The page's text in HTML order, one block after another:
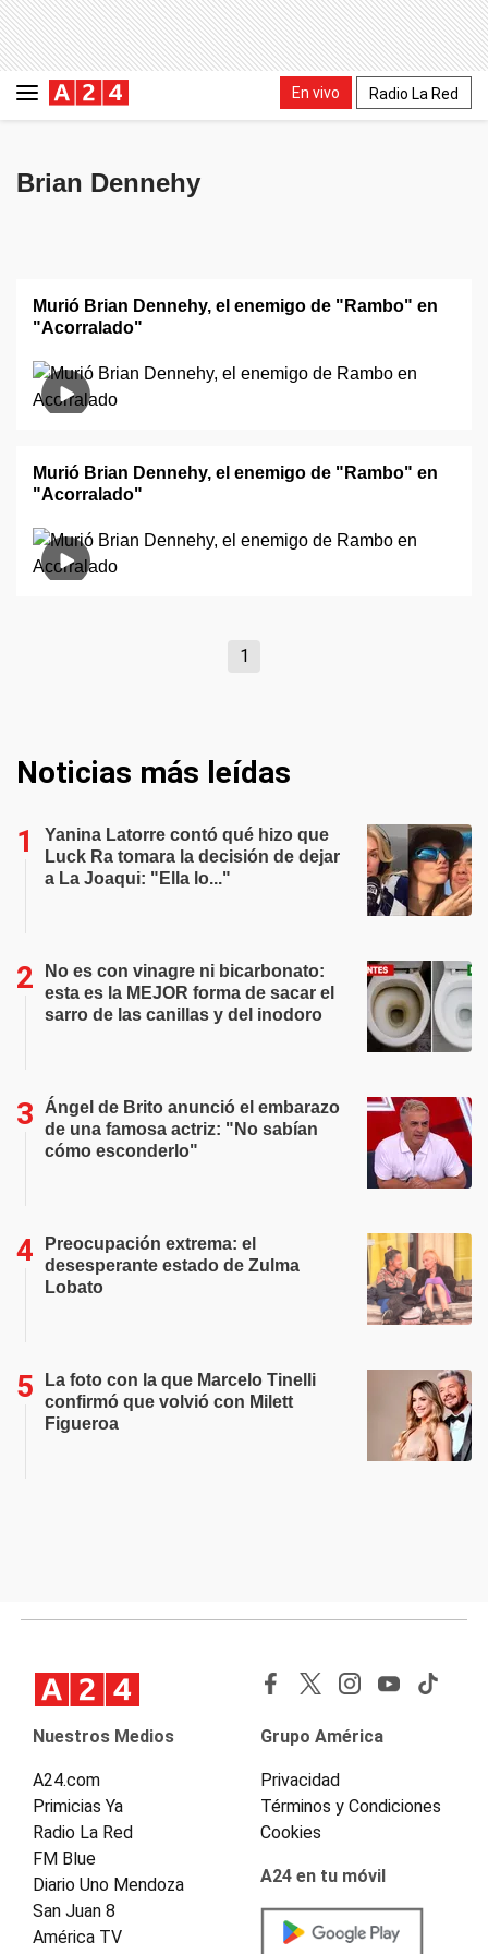
En vivo Radio La Red
Brian Dennehy
Murió Brian Dennehy, el enemigo de "Rambo" en
"Acorralado"
Murió Brian Dennehy, el enemigo de "Rambo" en
"Acorralado"
1
Noticias más leídas
Yanina Latorre contó qué hizo que
Luck Ra tomara la decisión de dejar
a La Joaqui: "Ella lo..."
No es con vinagre ni bicarbonato:
esta es la MEJOR forma de sacar el
sarro de las canillas y del inodoro
Ángel de Brito anunció el embarazo
de una famosa actriz: "No sabían
cómo esconderlo"
Preocupación extrema: el
desesperante estado de Zulma
Lobato
La foto con la que Marcelo Tinelli
confirmó que volvió con Milett
Figueroa
Nuestros Medios
A24.com
Primicias Ya
Radio La Red
FM Blue
Diario Uno Mendoza
San Juan 8
América TV
Grupo América
Privacidad
Términos y Condiciones
Cookies
A24 en tu móvil